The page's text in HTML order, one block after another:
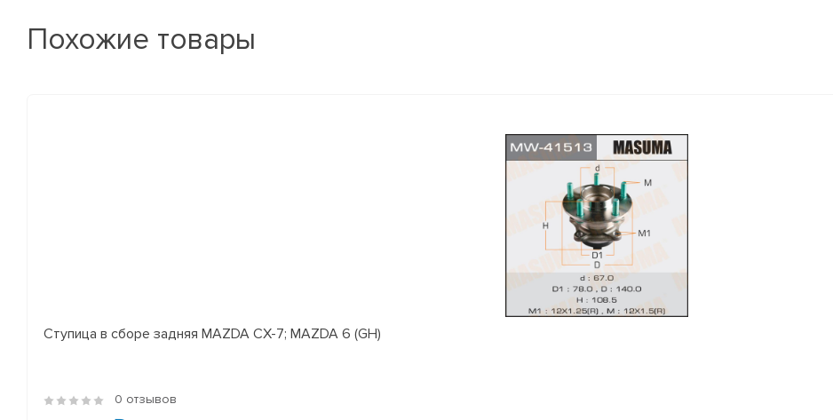
Похожие товары
Ступица в сборе задняя MAZDA CX-7; MAZDA 6 (GH)
0 отзывов